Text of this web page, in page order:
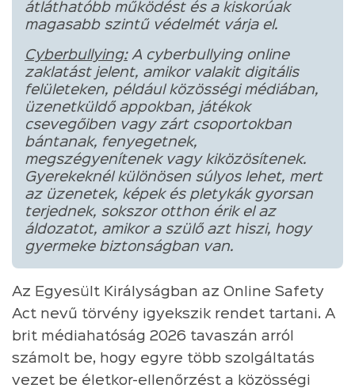
átláthatóbb működést és a kiskorúak
magasabb szintű védelmét várja el.
Cyberbullying:A cyberbullying online
zaklatást jelent, amikor valakit digitális
felületeken, például közösségi médiában,
üzenetküldő appokban, játékok
csevegőiben vagy zárt csoportokban
bántanak, fenyegetnek,
megszégyenítenek vagy kiközösítenek.
Gyerekeknél különösen súlyos lehet, mert
az üzenetek, képek és pletykák gyorsan
terjednek, sokszor otthon érik el az
áldozatot, amikor a szülő azt hiszi, hogy
gyermeke biztonságban van.
Az Egyesült Királyságban az Online Safety
Act nevű törvény igyekszik rendet tartani. A
brit médiahatóság 2026 tavaszán arról
számolt be, hogy egyre több szolgáltatás
vezet be életkor-ellenőrzést a közösségi